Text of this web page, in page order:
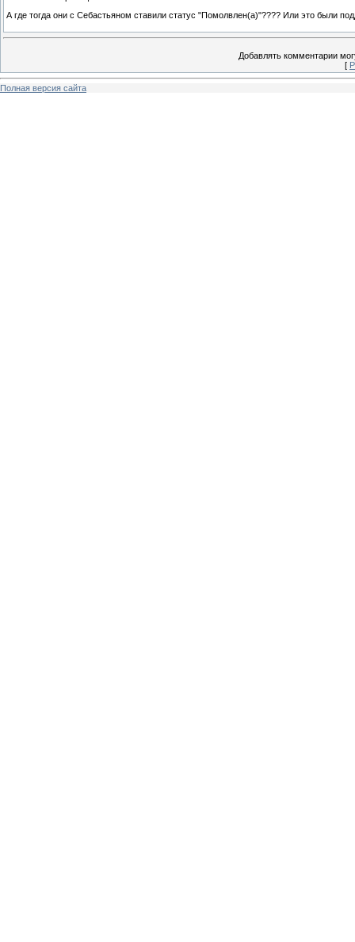
А где тогда они с Себастьяном ставили статус "Помолвлен(а)"???? Или это были
Добавлять комментарии
[
Полная версия сайта